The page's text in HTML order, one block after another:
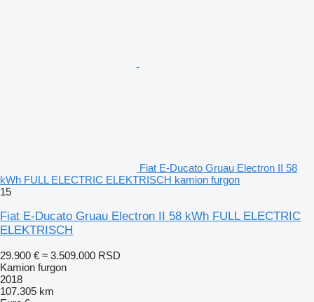
Fiat E-Ducato Gruau Electron II 58
kWh FULL ELECTRIC ELEKTRISCH kamion furgon
15
Fiat E-Ducato Gruau Electron II 58 kWh FULL ELECTRIC
ELEKTRISCH
29.900 € ≈ 3.509.000 RSD
Kamion furgon
2018
107.305 km